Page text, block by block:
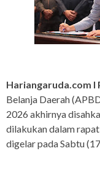
Hariangaruda.com I
Belanja Daerah
2026 akhirnya
dilakukan dalam
digelar pada Sabtu